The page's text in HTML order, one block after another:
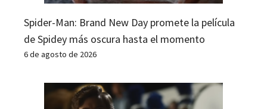
Spider-Man: Brand New Day promete la película
de Spidey más oscura hasta el momento
6 de agosto de 2026